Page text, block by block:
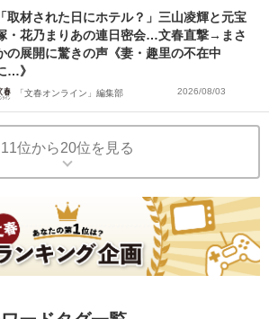
「取材された日にホテル？」三山凌輝と元宝
・花乃まりあの連日密会…文春直撃→まさ
の展開に驚きの声《妻・趣里の不在中
…》
「文春オンライン」編集部 2026/08/03
11位から20位を見る